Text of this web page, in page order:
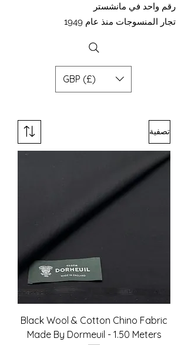
GBP (£)
رقم واحد في مانشستر
تجار المنسوجات منذ عام 1949
تصفية
Black Wool & Cotton Chino Fabric
Made By Dormeuil - 1.50 Meters